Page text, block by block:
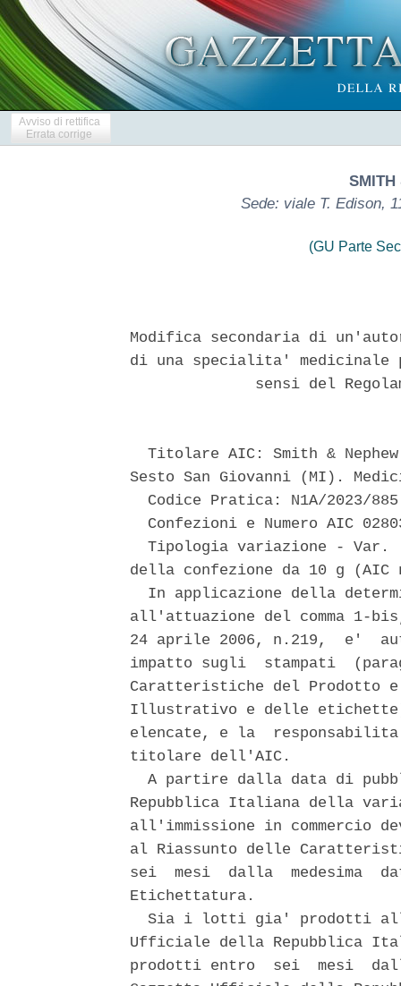
Avviso di rettifica
Errata corrige
SMITH
Sede: viale T. Edison,
(GU Parte
Modifica secondaria di
di una specialita' medicinale
sensi del
Titolare AIC: Smith &
Sesto San Giovanni (MI).
Codice Pratica: N1A/2023/
Confezioni e Numero AIC
Tipologia variazione - Var.
della confezione da 10 g (AIC
In applicazione della
all'attuazione del comma 1-
24 aprile 2006, n.219,  e'
impatto sugli  stampati
Caratteristiche del Prodotto
Illustrativo e delle
elencate, e la
titolare dell'AIC.
A partire dalla data di
Repubblica Italiana della
all'immissione in commercio
al Riassunto delle
sei  mesi  dalla
Etichettatura.
Sia i lotti gia' prodotti
Ufficiale della Repubblica
prodotti entro  sei  mesi